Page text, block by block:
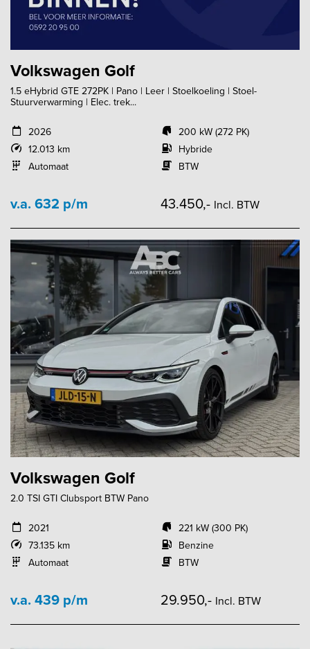
Volkswagen Golf
1.5 eHybrid GTE 272PK | Pano | Leer | Stoelkoeling | Stoel-
Stuurverwarming | Elec. trek...
2026
12.013 km
Automaat
200 kW (272 PK)
Hybride
BTW
v.a. 632 p/m 43.450,- Incl. BTW
Volkswagen Golf
2.0 TSI GTI Clubsport BTW Pano
2021
73.135 km
Automaat
221 kW (300 PK)
Benzine
BTW
v.a. 439 p/m 29.950,- Incl. BTW